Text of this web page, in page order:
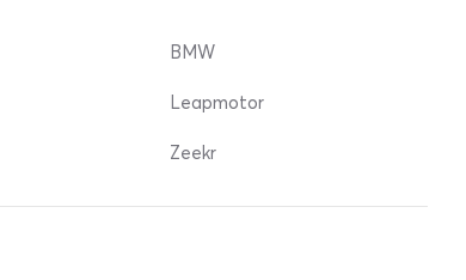
BMW
Leapmotor
Zeekr